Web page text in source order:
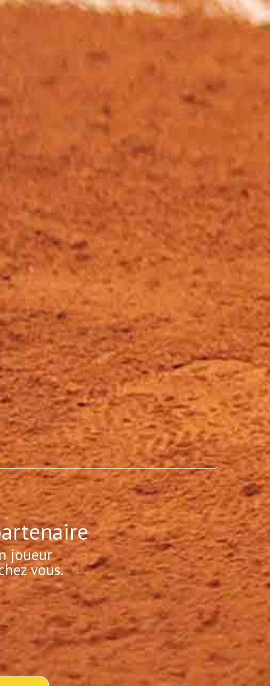
joueur
vous.